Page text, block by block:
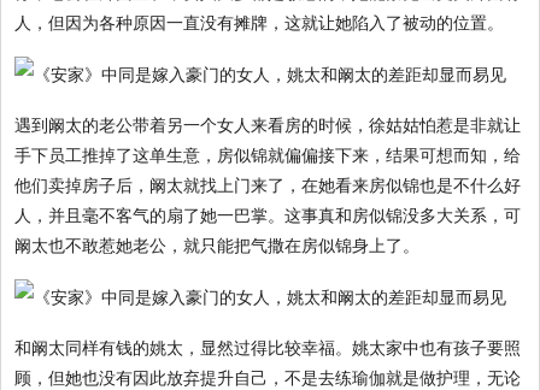
人，但因为各种原因一直没有摊牌，这就让她陷入了被动的位置。
遇到阚太的老公带着另一个女人来看房的时候，徐姑姑怕惹是非就让
手下员工推掉了这单生意，房似锦就偏偏接下来，结果可想而知，给
他们卖掉房子后，阚太就找上门来了，在她看来房似锦也是不什么好
人，并且毫不客气的扇了她一巴掌。这事真和房似锦没多大关系，可
阚太也不敢惹她老公，就只能把气撒在房似锦身上了。
和阚太同样有钱的姚太，显然过得比较幸福。姚太家中也有孩子要照
顾，但她也没有因此放弃提升自己，不是去练瑜伽就是做护理，无论